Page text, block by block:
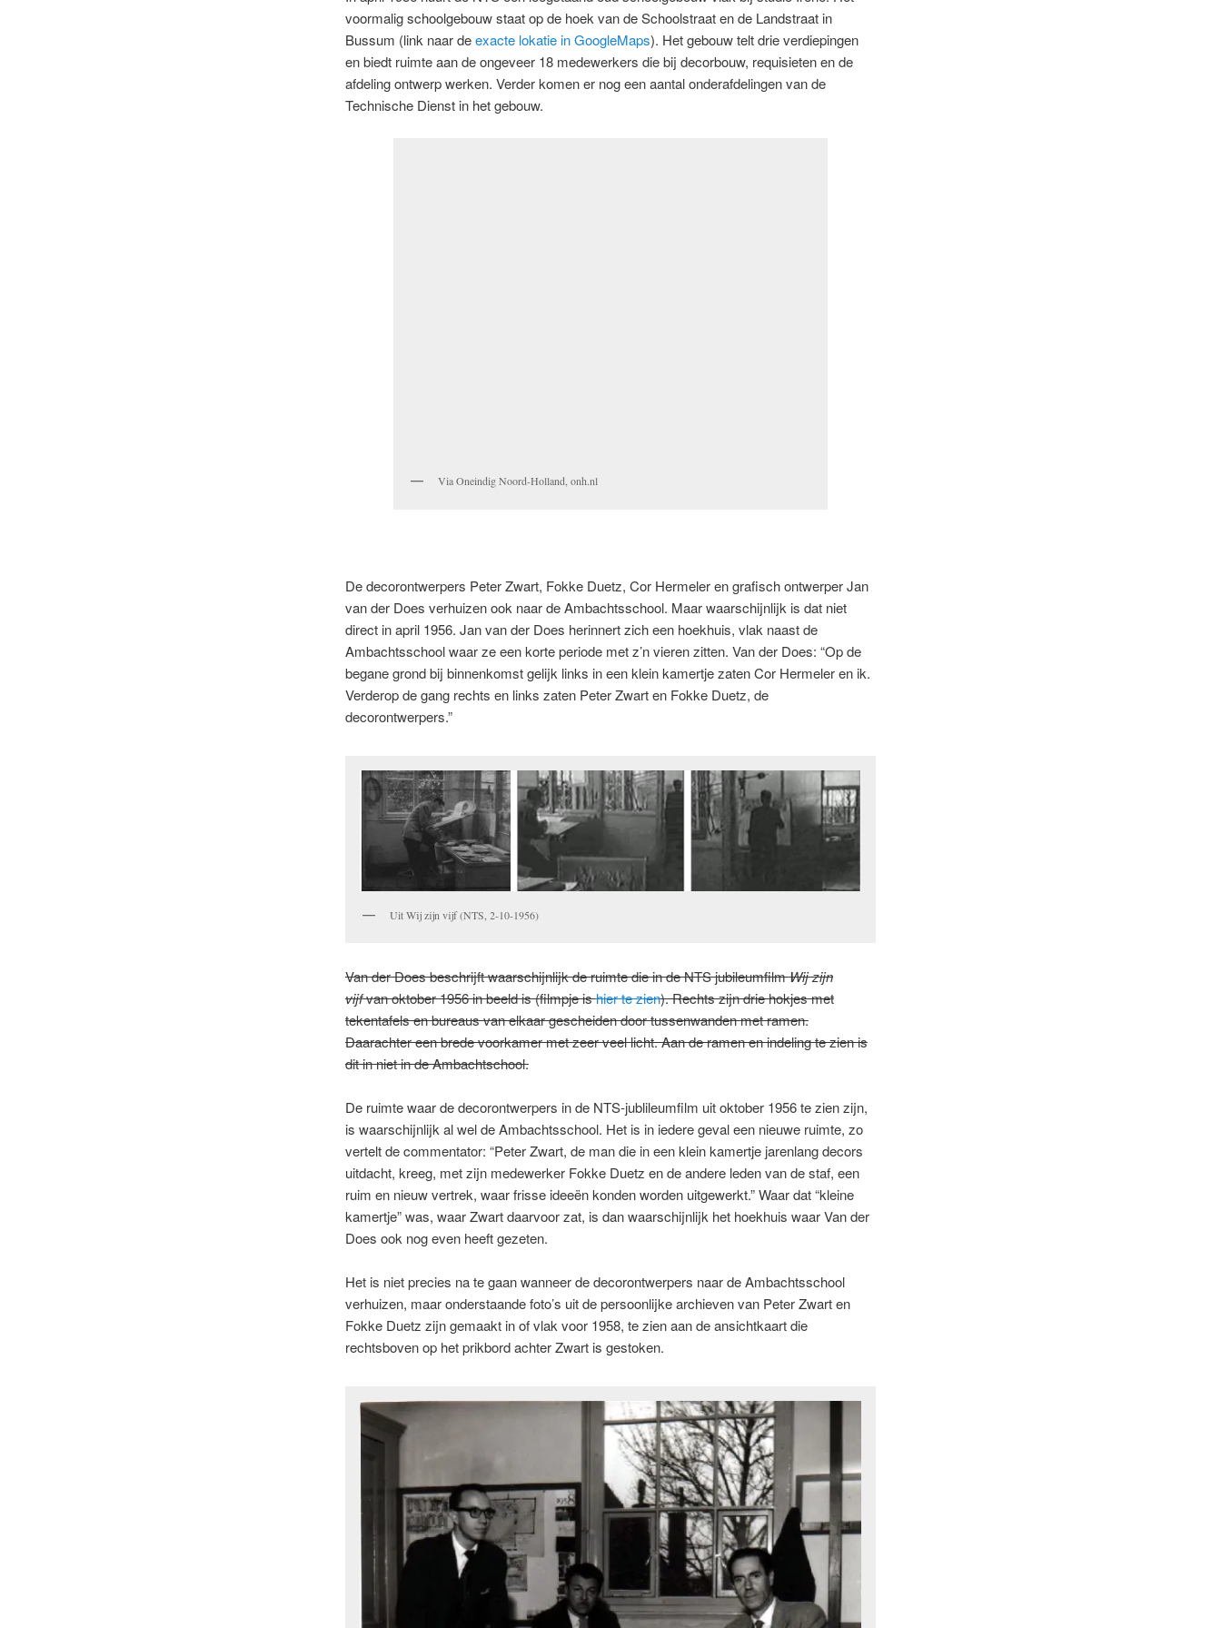
voormalig schoolgebouw staat op de hoek van de Schoolstraat en de Landstraat in
Bussum (link naar deexacte lokatie in GoogleMaps). Het gebouw telt drie verdiepingen
en biedt ruimte aan de ongeveer 18 medewerkers die bij decorbouw, requisieten en de
afdeling ontwerp werken. Verder komen er nog een aantal onderafdelingen van de
Technische Dienst in het gebouw.
Via Oneindig Noord-Holland, onh.nl
De decorontwerpers Peter Zwart, Fokke Duetz, Cor Hermeler en grafisch ontwerper Jan
van der Does verhuizen ook naar de Ambachtsschool. Maar waarschijnlijk is dat niet
direct in april 1956. Jan van der Does herinnert zich een hoekhuis, vlak naast de
Ambachtsschool waar ze een korte periode met z’n vieren zitten. Van der Does: “Op de
begane grond bij binnenkomst gelijk links in een klein kamertje zaten Cor Hermeler en ik.
Verderop de gang rechts en links zaten Peter Zwart en Fokke Duetz, de
decorontwerpers.”
Uit Wij zijn vijf (NTS, 2-10-1956)
Van der Does beschrijft waarschijnlijk de ruimte die in de NTS jubileumfilmWij zijn
vijfvan oktober 1956 in beeld is (filmpje ishier te zien). Rechts zijn drie hokjes met
tekentafels en bureaus van elkaar gescheiden door tussenwanden met ramen.
Daarachter een brede voorkamer met zeer veel licht. Aan de ramen en indeling te zien is
dit in niet in de Ambachtschool.
De ruimte waar de decorontwerpers in de NTS-jublileumfilm uit oktober 1956 te zien zijn,
is waarschijnlijk al wel de Ambachtsschool. Het is in iedere geval een nieuwe ruimte, zo
vertelt de commentator: “Peter Zwart, de man die in een klein kamertje jarenlang decors
uitdacht, kreeg, met zijn medewerker Fokke Duetz en de andere leden van de staf, een
ruim en nieuw vertrek, waar frisse ideeën konden worden uitgewerkt.” Waar dat “kleine
kamertje” was, waar Zwart daarvoor zat, is dan waarschijnlijk het hoekhuis waar Van der
Does ook nog even heeft gezeten.
Het is niet precies na te gaan wanneer de decorontwerpers naar de Ambachtsschool
verhuizen, maar onderstaande foto’s uit de persoonlijke archieven van Peter Zwart en
Fokke Duetz zijn gemaakt in of vlak voor 1958, te zien aan de ansichtkaart die
rechtsboven op het prikbord achter Zwart is gestoken.